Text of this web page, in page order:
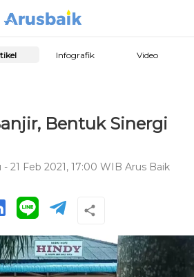
Infografik Video
Bentuk Sinergi
- 21 Feb 2021, 17:00 WIB Arus Baik